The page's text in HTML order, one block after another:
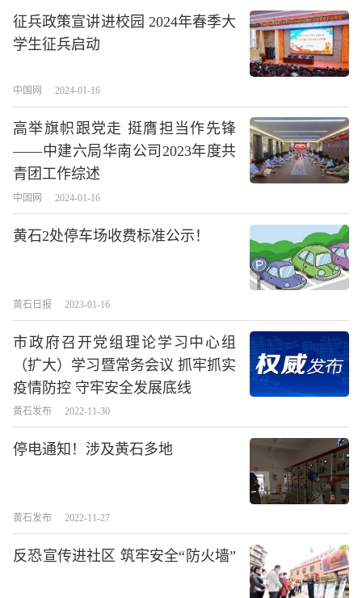
征兵政策宣讲进校园 2024年春季大
学生征兵启动
中国网 2024-01-16
高举旗帜跟党走 挺膺担当作先锋
——中建六局华南公司2023年度共
青团工作综述
中国网 2024-01-16
黄石2处停车场收费标准公示！
黄石日报 2023-01-16
市政府召开党组理论学习中心组
（扩大）学习暨常务会议 抓牢抓实
疫情防控 守牢安全发展底线
黄石发布 2022-11-30
停电通知！涉及黄石多地
黄石发布 2022-11-27
反恐宣传进社区 筑牢安全“防火墙”